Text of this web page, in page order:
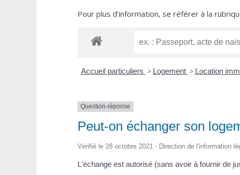
Pour plus d’information, se référer à la
Accueil particuliers > Logement > Location
Question-réponse
Peut-on échanger son
Vérifié le 28 octobre 2021 - Direction de l'information
L'échange est autorisé (sans avoir à fournir de